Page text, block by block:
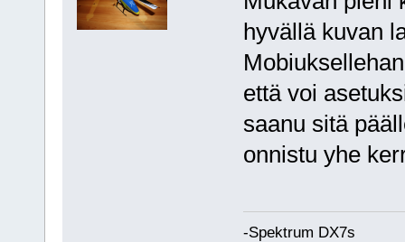
hyvällä kuvan
että voi
saanu sitä
onnistu yhe
-Spektrum DX7s